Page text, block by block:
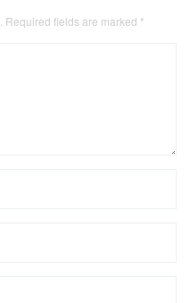
Required fields are marked *